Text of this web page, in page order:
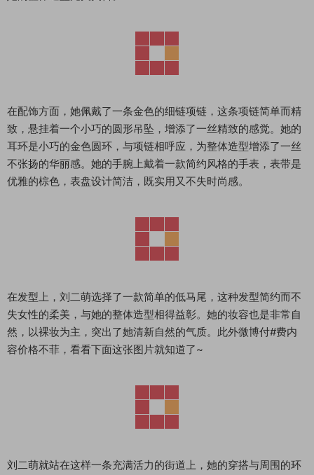
在配饰方面，她佩戴了一条金色的细链项链，这条项链简单而精
致，悬挂着一个小巧的圆形吊坠，增添了一丝精致的感觉。她的
耳环是小巧的金色圆环，与项链相呼应，为整体造型增添了一丝
不张扬的华丽感。她的手腕上戴着一款简约风格的手表，表带是
优雅的棕色，表盘设计简洁，既实用又不失时尚感。
在发型上，刘二萌选择了一款简单的低马尾，这种发型简约而不
失女性的柔美，与她的整体造型相得益彰。她的妆容也是非常自
然，以裸妆为主，突出了她清新自然的气质。此外微博付#费内
容价格不菲，看看下面这张图片就知道了~
刘二萌就站在这样一条充满活力的街道上，她的穿搭与周围的环